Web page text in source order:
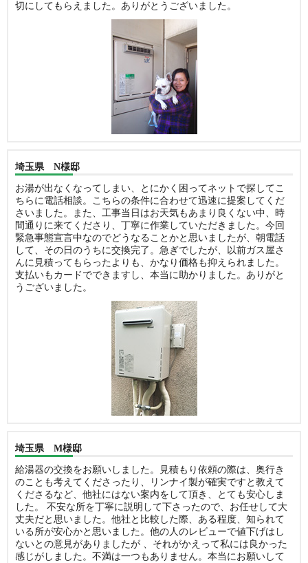
切にしてもらえました。ありがとうございました。
埼玉県 N様邸
お湯が出なくなってしまい、とにかく困ってネットで探してこ
ちらに電話相談。こちらの条件に合わせて迅速に提案してくだ
さいました。また、工事当日はお天気もあまり良くない中、時
間通りに来てくださり、丁寧に作業していただきました。今回
緊急事態宣言中なのでどうなることかと思いましたが、朝電話
して、その日のうちに交換完了。急ぎでしたが、以前ガス屋さ
んに見積ってもらったよりも、かなり価格も抑えられました。
支払いもカードでできますし、本当に助かりました。ありがと
うございました。
埼玉県 M様邸
給湯器の交換をお願いしました。見積もり依頼の際は、奥行き
のことも考えてくださったり、リンナイ製が確実ですと教えて
くださるなど、他社にはない案内をして頂き、とても安心しま
した。 不安な所を丁寧に説明して下さったので、お任せして大
丈夫だと思いました。他社と比較した際、ある程度、知られて
いる所が安心かと思いました。他の人のレビューで値下げはし
ないとの意見がありましたが 、それがかえって私には良かった
感じがしました。不満は一つもありません。本当にお願いして